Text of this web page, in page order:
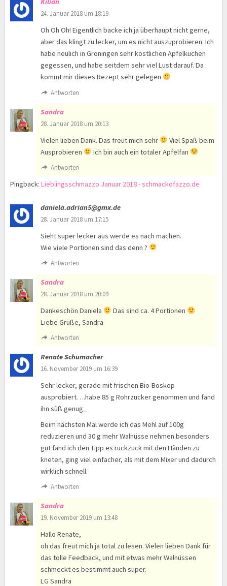
24. Januar 2018 um 18:19
Oh Oh Oh! Eigentlich backe ich ja überhaupt nicht gerne,
aber das klingt zu lecker, um es nicht auszuprobieren. Ich
habe neulich in Groningen sehr köstlichen Apfelkuchen
gegessen, und habe seitdem sehr viel Lust darauf. Da
kommt mir dieses Rezept sehr gelegen
Antworten
Sandra
28. Januar 2018 um 20:13
Vielen lieben Dank. Das freut mich sehr
Viel Spaß beim
Ausprobieren
Ich bin auch ein totaler Apfelfan
Antworten
Pingback: Lieblingsschmazzo Januar 2018 - schmackofazzo.de
daniela.adrian5@gmx.de
28. Januar 2018 um 17:15
Sieht super lecker aus werde es nach machen.
Wie viele Portionen sind das denn ?
Antworten
Sandra
28. Januar 2018 um 20:09
Dankeschön Daniela
Das sind ca. 4 Portionen
Liebe Grüße, Sandra
Antworten
Renate Schumacher
16. November 2019 um 16:39
Sehr lecker, gerade mit frischen Bio-Boskop
ausprobiert….habe 85 g Rohrzucker genommen und fand
ihn süß genug_
Beim nächsten Mal werde ich das Mehl auf 100g
reduzieren und 30 g mehr Walnüsse nehmen.besonders
gut fand ich den Tipp es ruckzuck mit den Händen zu
kneten, ging viel einfacher, als mit dem Mixer und dadurch
wirklich schnell.
Antworten
Sandra
19. November 2019 um 13:48
Hallo Renate,
oh das freut mich ja total zu lesen. Vielen lieben Dank für
das tolle Feedback, und mit etwas mehr Walnüssen
schmeckt es bestimmt auch super.
LG Sandra